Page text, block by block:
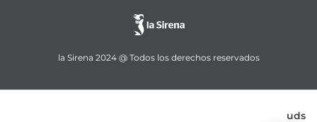
uds
la Sirena 2024 @ Todos los derechos reservados